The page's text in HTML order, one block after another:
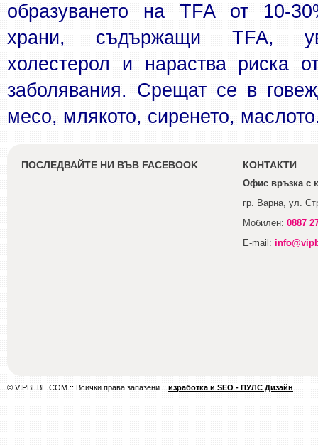
образуването на TFA от 10-
храни, съдържащи TFA,
холестерол и нараства риска
заболявания. Срещат се в
месо, млякото, сиренето,
ПОСЛЕДВАЙТЕ НИ ВЪВ FACEBOOK КОНТАКТИ
Офис връзка с
гр. Варна, ул.
Мобилен: 0887
E-mail:
© VIPBEBE.COM :: Всички права запазени :: изработка и SEO - ПУЛС Дизайн